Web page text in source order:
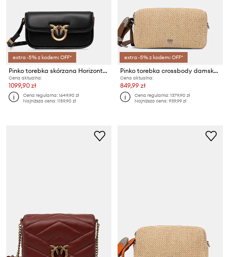
extra -5% z kodem: OFF*
Pinko torebka skórzana Horizontal
Cena aktualna:
1099,90 zł
Cena regularna:1649,90 zł
Najniższa cena:1159,90 zł
extra -5% z kodem: OFF*
Pinko torebka crossbody damska pleciona
Cena aktualna:
849,99 zł
Cena regularna:1379,90 zł
Najniższa cena:939,99 zł